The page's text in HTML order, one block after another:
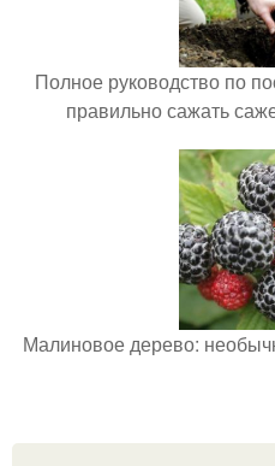
Полное руководство по
правильно сажать
Малиновое дерево: